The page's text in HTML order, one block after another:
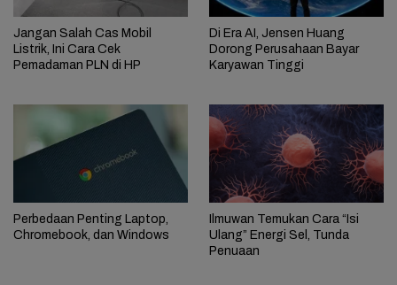
Jangan Salah Cas Mobil
Listrik, Ini Cara Cek
Pemadaman PLN di HP
Di Era AI, Jensen Huang
Dorong Perusahaan Bayar
Karyawan Tinggi
Perbedaan Penting Laptop,
Chromebook, dan Windows
Ilmuwan Temukan Cara “Isi
Ulang” Energi Sel, Tunda
Penuaan